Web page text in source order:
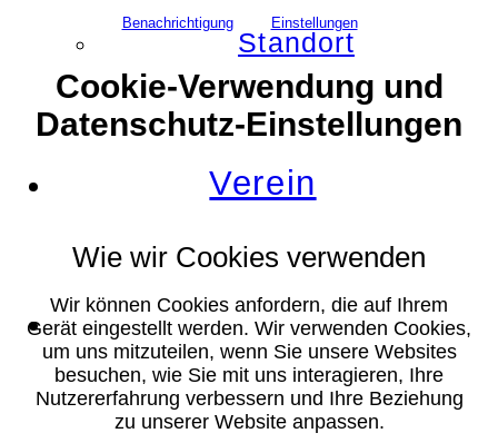
Standort
Verein
Suche
Benachrichtigung
Einstellungen
Cookie-Verwendung und
Datenschutz-Einstellungen
Wie wir Cookies verwenden
Wir können Cookies anfordern, die auf Ihrem
Gerät eingestellt werden. Wir verwenden Cookies,
um uns mitzuteilen, wenn Sie unsere Websites
besuchen, wie Sie mit uns interagieren, Ihre
Nutzererfahrung verbessern und Ihre Beziehung
zu unserer Website anpassen.